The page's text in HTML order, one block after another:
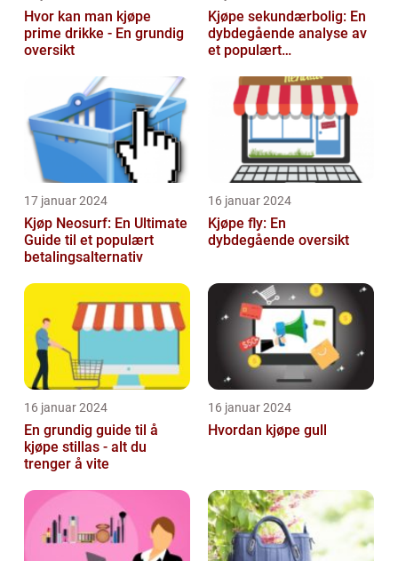
Hvor kan man kjøpe
prime drikke - En grundig
oversikt
Kjøpe sekundærbolig: En
dybdegående analyse av
et populært
17 januar 2024
Kjøp Neosurf: En Ultimate
Guide til et populært
betalingsalternativ
16 januar 2024
Kjøpe fly: En
dybdegående oversikt
16 januar 2024
En grundig guide til å
kjøpe stillas - alt du
trenger å vite
16 januar 2024
Hvordan kjøpe gull